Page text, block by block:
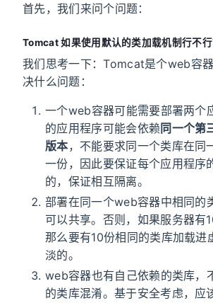
首先，我们来问个问题：
Tomcat 如果使用默认的类加载机制行不行
我们思考一下：Tomcat是个web容
决什么问题：
一个web容器可能需要部署两个
的应用程序可能会依赖 同一个第
版本，不能要求同一个类库在同
一份，因此要保证每个应用程序
的，保证相互隔离。
部署在同一个web容器中相同的
可以共享。否则，如果服务器有
那么要有10份相同的类库加载进
淡的。
web容器也有自己依赖的类库，
的类库混淆。基于安全考虑，应